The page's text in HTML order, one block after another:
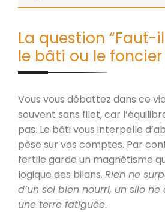
La question “Faut-
le bâti ou le foncier
Vous vous débattez dans ce
souvent sans filet, car
pas. Le bâti vous interpelle
pèse sur vos comptes. Par
fertile garde un magnétisme
logique des bilans. Rien ne
d’un sol bien nourri, un silo
une terre fatiguée.